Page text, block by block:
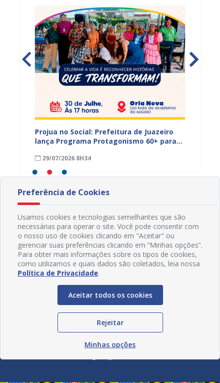
Projua no Social: Prefeitura de Juazeiro
lança Programa Protagonismo 60+ para
idosa
29/07/2026 8H34
Redes Sociais
Preferência de Cookies
Usamos cookies e tecnologias semelhantes que são
necessárias para operar o site. Você pode consentir com
o nosso uso de cookies clicando em "Aceitar" ou
gerenciar suas preferências clicando em “Minhas opções”.
Para obter mais informações sobre os tipos de cookies,
como utilizamos e quais dados são coletados, leia nossa
Política de Privacidade.
Aceitar todos os cookies
Rejeitar
Minhas opções